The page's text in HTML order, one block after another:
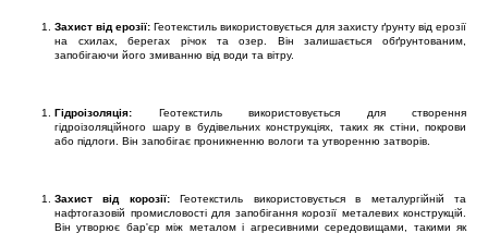
Захист від ерозії: Геотекстиль використовується для захисту ґрунту від ерозії
на схилах, берегах річок та озер. Він залишається обґрунтованим,
запобігаючи його змиванню від води та вітру.
Гідроізоляція: Геотекстиль використовується для створення
гідроізоляційного шару в будівельних конструкціях, таких як стіни, покрови
або підлоги. Він запобігає проникненню вологи та утворенню затворів.
Захист від корозії:Геотекстиль використовується в металургійній та
нафтогазовій промисловості для запобігання корозії металевих конструкцій.
Він утворює бар'єр між металом і агресивними середовищами, такими як